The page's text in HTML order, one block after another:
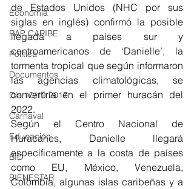
Economía
RAP CARIBE
Política
Documentos
Día 10/10 2017
Carnaval
Educación
BID
BIENESTAR
de Estados Unidos (NHC por sus
siglas en inglés) confirmó la posible
llegada a países sur y
centroamericanos de ‘Danielle’, la
tormenta tropical que según informaron
las agencias climatológicas, se
convertiría en el primer huracán del
2022.
Según el Centro Nacional de
Huracanes, Danielle llegará
específicamente a la costa de países
como EU, México, Venezuela,
Colombia, algunas islas caribeñas y a